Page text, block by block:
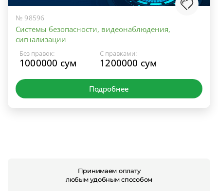
№ 98596
Системы безопасности, видеонаблюдения,
сигнализации
Без правок:
1000000 сум
С правками:
1200000 сум
Подробнее
Принимаем оплату
любым удобным способом